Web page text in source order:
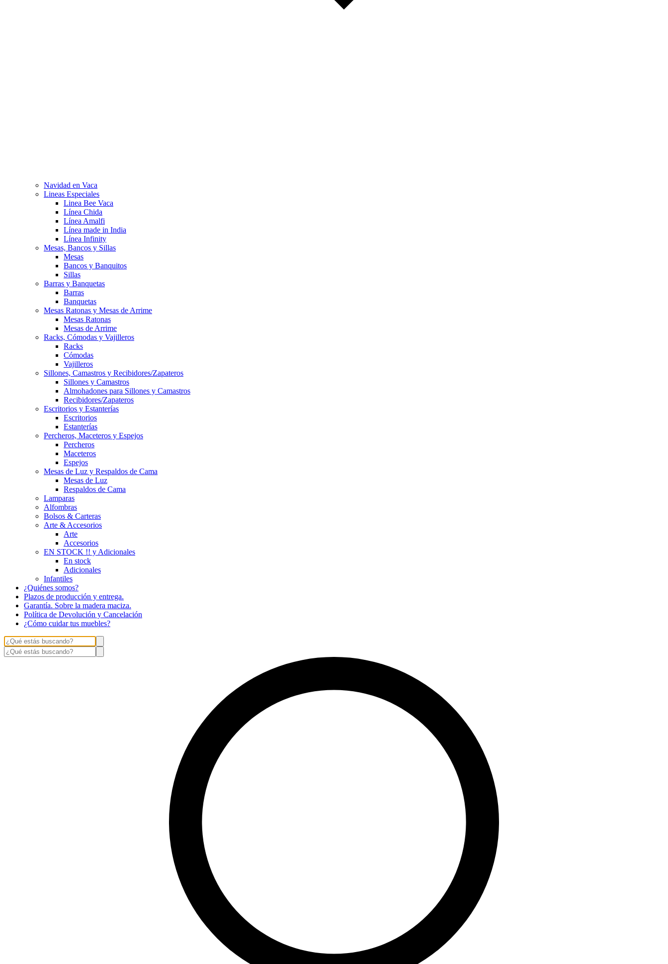
Navidad en Vaca
Lineas Especiales
Linea Bee Vaca
Línea Chida
Línea Amalfi
Línea made in India
Línea Infinity
Mesas, Bancos y Sillas
Mesas
Bancos y Banquitos
Sillas
Barras y Banquetas
Barras
Banquetas
Mesas Ratonas y Mesas de Arrime
Mesas Ratonas
Mesas de Arrime
Racks, Cómodas y Vajilleros
Racks
Cómodas
Vajilleros
Sillones, Camastros y Recibidores/Zapateros
Sillones y Camastros
Almohadones para Sillones y Camastros
Recibidores/Zapateros
Escritorios y Estanterías
Escritorios
Estanterías
Percheros, Maceteros y Espejos
Percheros
Maceteros
Espejos
Mesas de Luz y Respaldos de Cama
Mesas de Luz
Respaldos de Cama
Lamparas
Alfombras
Bolsos & Carteras
Arte & Accesorios
Arte
Accesorios
EN STOCK !! y Adicionales
En stock
Adicionales
Infantiles
¿Quiénes somos?
Plazos de producción y entrega.
Garantía. Sobre la madera maciza.
Política de Devolución y Cancelación
¿Cómo cuidar tus muebles?